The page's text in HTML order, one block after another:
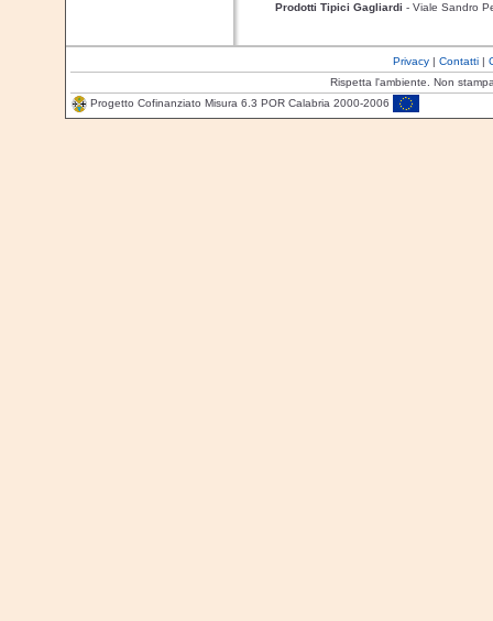
Prodotti Tipici Gagliardi - Viale Sandro
Privacy| Contatti|
Rispetta l'ambiente. Non
Progetto Cofinanziato Misura 6.3 POR Calabria 2000-2006